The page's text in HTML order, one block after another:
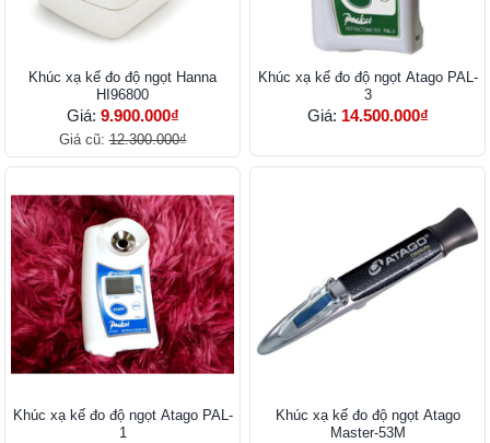
Khúc xạ kế đo độ ngọt Hanna
HI96800
Giá: 9.900.000₫
Giá cũ:12.300.000₫
Khúc xạ kế đo độ ngọt Atago PAL-
3
Giá: 14.500.000₫
Khúc xạ kế đo độ ngọt Atago PAL-
1
Khúc xạ kế đo độ ngọt Atago
Master-53M